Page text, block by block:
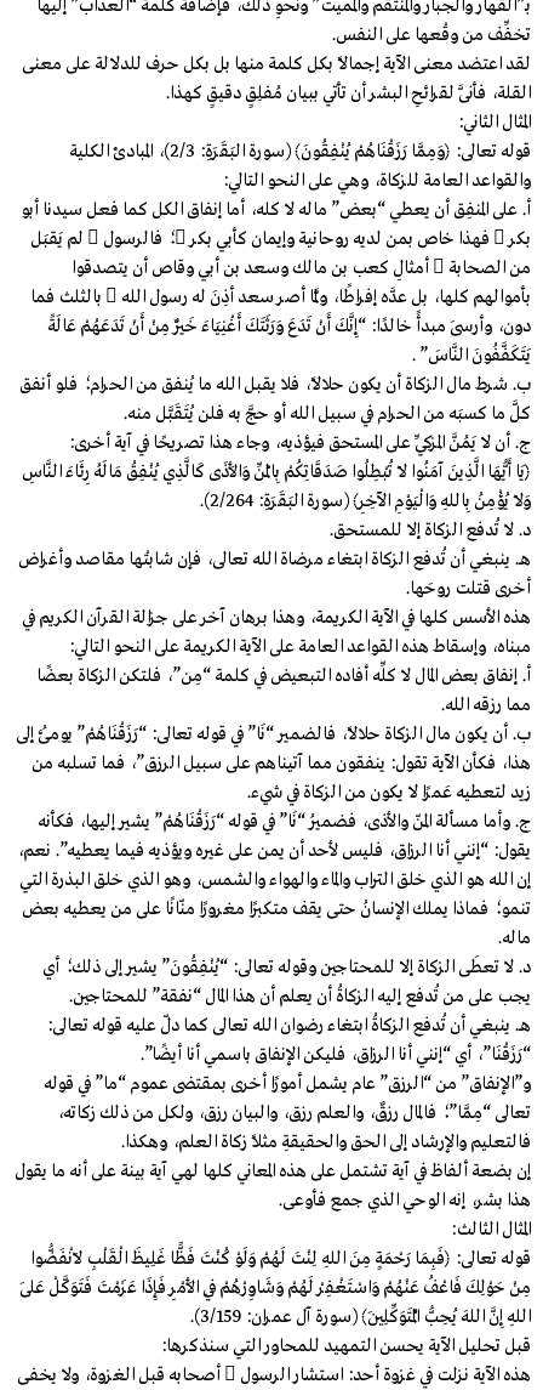
بـ”القهار والجبار والمنتقم والمميت” ونحوِ ذلك، فإضافة كلمة “العذاب” إليها
تخفِّف من وقْعها على النفس.
لقد اعتضد معنى الآية إجمالًا بكل كلمة منها بل بكل حرف للدلالة على معنى
القلة، فأنَّى لقرائحِ البشر أن تأتي ببيان مُفلِقٍ دقيقٍ كهذا.
المثال الثاني:
قوله تعالى: ﴿وَمِمَّا رَزَقْنَاهُمْ يُنْفِقُونَ﴾ (سورة البَقَرَةِ: 2/3)، المبادئ الكلية
والقواعد العامة للزكاة، وهي على النحو التالي:
أ. على المنفِق أن يعطي “بعض” ماله لا كله، أما إنفاق الكل كما فعل سيدنا أبو
بكر  فهذا خاص بمن لديه روحانية وإيمان كأبي بكر ؛ فالرسول  لم يَقبَل
من الصحابة  أمثالِ كعب بن مالك وسعد بن أبي وقاص أن يتصدقوا
بأموالهم كلها، بل عدَّه إفراطًا، ولمَّا أصر سعد أذِنَ له رسول الله  بالثلث فما
دون، وأرسَى مبدأً خالدًا: “إِنَّكَ أَنْ تَدَعَ وَرَثَتَكَ أَغْنِيَاءَ خَيْرٌ مِنْ أَنْ تَدَعَهُمْ عَالَةً
يَتَكَفَّفُونَ النَّاسَ” .
ب. شرط مال الزكاة أن يكون حلالًا، فلا يقبل الله ما يُنفق من الحرام؛ فلو أنفق
كلَّ ما كسبَه من الحرام في سبيل الله أو حجَّ به فلن يُتَقَبَّل منه.
ج. أن لا يَمُنَّ المزكِّي على المستحق فيؤذيه، وجاء هذا تصريحًا في آية أخرى:
﴿يَا أَيُّهَا الَّذِينَ آمَنُوا لَا تُبْطِلُوا صَدَقَاتِكُمْ بِالْمَنِّ وَالأَذَى كَالَّذِي يُنْفِقُ مَالَهُ رِئَاءَ النَّاسِ
وَلَا يُؤْمِنُ بِاللهِ وَالْيَوْمِ الآخِرِ﴾ (سورة البَقَرَةِ: 2/264).
د. لا تُدفع الزكاة إلا للمستحق.
هـ. ينبغي أن تُدفع الزكاة ابتغاء مرضاة الله تعالى، فإن شابتْها مقاصد وأغراض
أخرى قتلت روحَها.
هذه الأسس كلها في الآية الكريمة، وهذا برهان آخر على جزالة القرآن الكريم في
مبناه، وإسقاط هذه القواعد العامة على الآية الكريمة على النحو التالي:
أ. إنفاق بعض المال لا كلِّه أفاده التبعيض في كلمة “مِن”، فلتكن الزكاة بعضًا
مما رزقه الله.
ب. أن يكون مال الزكاة حلالًا، فالضمير “نَا” في قوله تعالى: “رَزَقْنَاهُمْ” يومئُ إلى
هذا، فكأن الآية تقول: ينفقون مما آتيناهم على سبيل الرزق”، فما تسلبه من
زيد لتعطيه عَمرًا لا يكون من الزكاة في شيء.
ج. وأما مسألة المنّ والأذى، فضميرُ “نَا” في قوله “رَزَقْنَاهُمْ” يشير إليها، فكأنه
يقول: “إنني أنا الرزاق، فليس لأحد أن يمن على غيره ويؤذيه فيما يعطيه”. نعم،
إن الله هو الذي خلق التراب والماء والهواء والشمس، وهو الذي خلق البذرة التي
تنمو؛ فماذا يملك الإنسانُ حتى يقف متكبرًا مغرورًا منّانًا على من يعطيه بعض
ماله.
د. لا تعطَى الزكاة إلا للمحتاجين وقوله تعالى: “يُنْفِقُونَ” يشير إلى ذلك؛ أي
يجب على من تُدفع إليه الزكاةُ أن يعلم أن هذا المال “نفقة” للمحتاجين.
هـ. ينبغي أن تُدفع الزكاةُ ابتغاء رضوان الله تعالى كما دلّ عليه قوله تعالى:
“رَزَقْنَا”، أي “إنني أنا الرزاق، فليكن الإنفاق باسمي أنا أيضًا”.
و”الإنفاق” من “الرزق” عام يشمل أمورًا أخرى بمقتضى عموم “ما” في قوله
تعالى “مِمَّا”؛ فالمال رزقٌ، والعلم رزق، والبيان رزق، ولكل من ذلك زكاته،
فالتعليم والإرشاد إلى الحق والحقيقةِ مثلًا زكاة العلم، وهكذا.
إن بضعة ألفاظ في آية تشتمل على هذه المعاني كلها لهي آية بينة على أنه ما يقول
هذا بشر، إنه الوحي الذي جمع فأوعى.
المثال الثالث:
قوله تعالى: ﴿فَبِمَا رَحْمَةٍ مِنَ اللهِ لِنْتَ لَهُمْ وَلَوْ كُنْتَ فَظًّا غَلِيظَ الْقَلْبِ لَانْفَضُّوا
مِنْ حَوْلِكَ فَاعْفُ عَنْهُمْ وَاسْتَغْفِرْ لَهُمْ وَشَاوِرْهُمْ فِي الأَمْرِ فَإِذَا عَزَمْتَ فَتَوَكَّلْ عَلَى
اللهِ إِنَّ اللهَ يُحِبُّ الْمُتَوَكِّلِينَ﴾ (سورة آل عمران: 3/159).
قبل تحليل الآية يحسن التمهيد للمحاور التي سنذكرها:
هذه الآية نزلت في غزوة أحد: استشار الرسول  أصحابه قبل الغزوة، ولا يخفى